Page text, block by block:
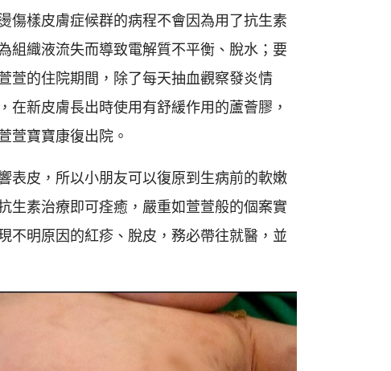
傷樣皮膚症候群的病程不會因為用了抗生素
組織液流失而導致電解質不平衡、脫水；要
萱的住院期間，除了每天抽血觀察發炎情
新皮膚長出時使用有舒緩作用的蘆薈膠，
萱寶寶康復出院。
表皮，所以小朋友可以復原到生病前的軟嫩
生素治療即可痊癒，嚴重如萱萱般的個案實
不明原因的紅疹、脫皮，務必帶往就醫，並